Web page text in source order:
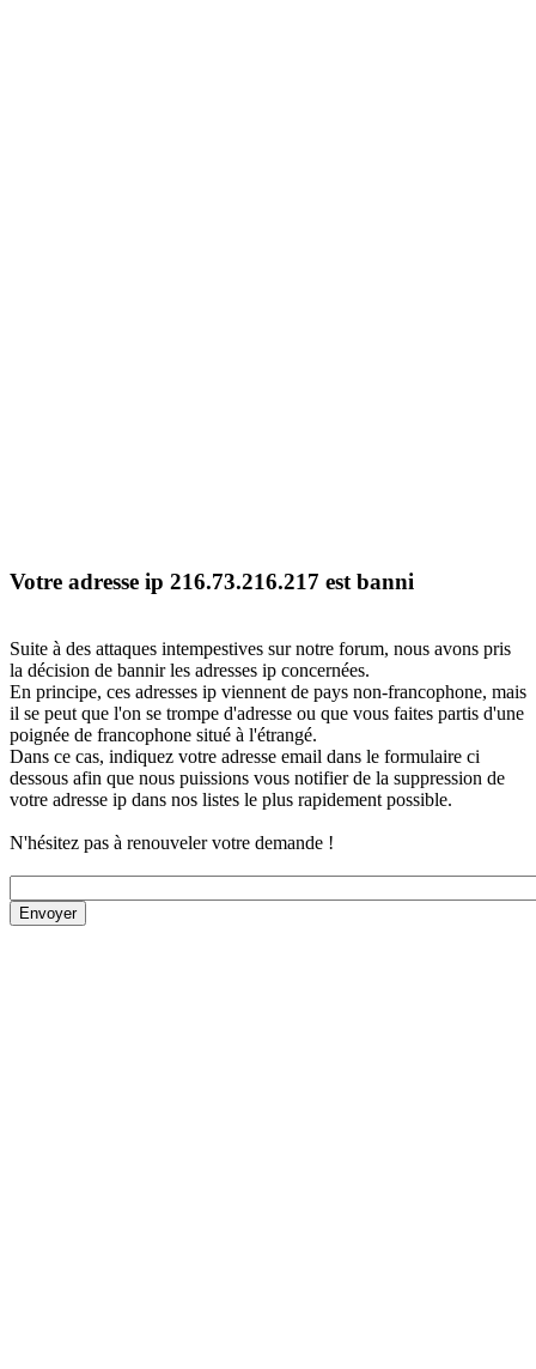
Votre adresse ip 216.73.216.217 est banni
Suite à des attaques intempestives sur notre forum, nous avons pris
la décision de bannir les adresses ip concernées.
En principe, ces adresses ip viennent de pays non-francophone, mais
il se peut que l'on se trompe d'adresse ou que vous faites partis d'une
poignée de francophone situé à l'étrangé.
Dans ce cas, indiquez votre adresse email dans le formulaire ci
dessous afin que nous puissions vous notifier de la suppression de
votre adresse ip dans nos listes le plus rapidement possible.
N'hésitez pas à renouveler votre demande !